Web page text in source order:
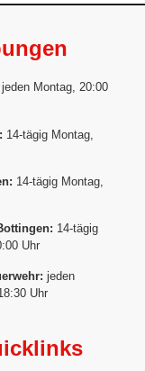
jeden Montag, 20:00
14-tägig Montag,
14-tägig Montag,
14-tägig
Uhr
jeden
Uhr